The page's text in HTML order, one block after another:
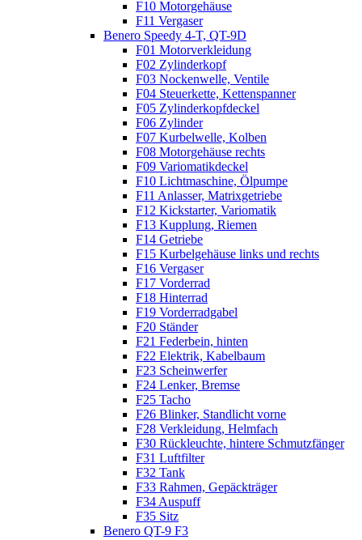
F10 Motorgehäuse
F11 Vergaser
Benero Speedy 4-T, QT-9D
F01 Motorverkleidung
F02 Zylinderkopf
F03 Nockenwelle, Ventile
F04 Steuerkette, Kettenspanner
F05 Zylinderkopfdeckel
F06 Zylinder
F07 Kurbelwelle, Kolben
F08 Motorgehäuse rechts
F09 Variomatikdeckel
F10 Lichtmaschine, Ölpumpe
F11 Anlasser, Matrixgetriebe
F12 Kickstarter, Variomatik
F13 Kupplung, Riemen
F14 Getriebe
F15 Kurbelgehäuse links und rechts
F16 Vergaser
F17 Vorderrad
F18 Hinterrad
F19 Vorderradgabel
F20 Ständer
F21 Federbein, hinten
F22 Elektrik, Kabelbaum
F23 Scheinwerfer
F24 Lenker, Bremse
F25 Tacho
F26 Blinker, Standlicht vorne
F28 Verkleidung, Helmfach
F30 Rückleuchte, hintere Schmutzfänger
F31 Luftfilter
F32 Tank
F33 Rahmen, Gepäckträger
F34 Auspuff
F35 Sitz
Benero QT-9 F3